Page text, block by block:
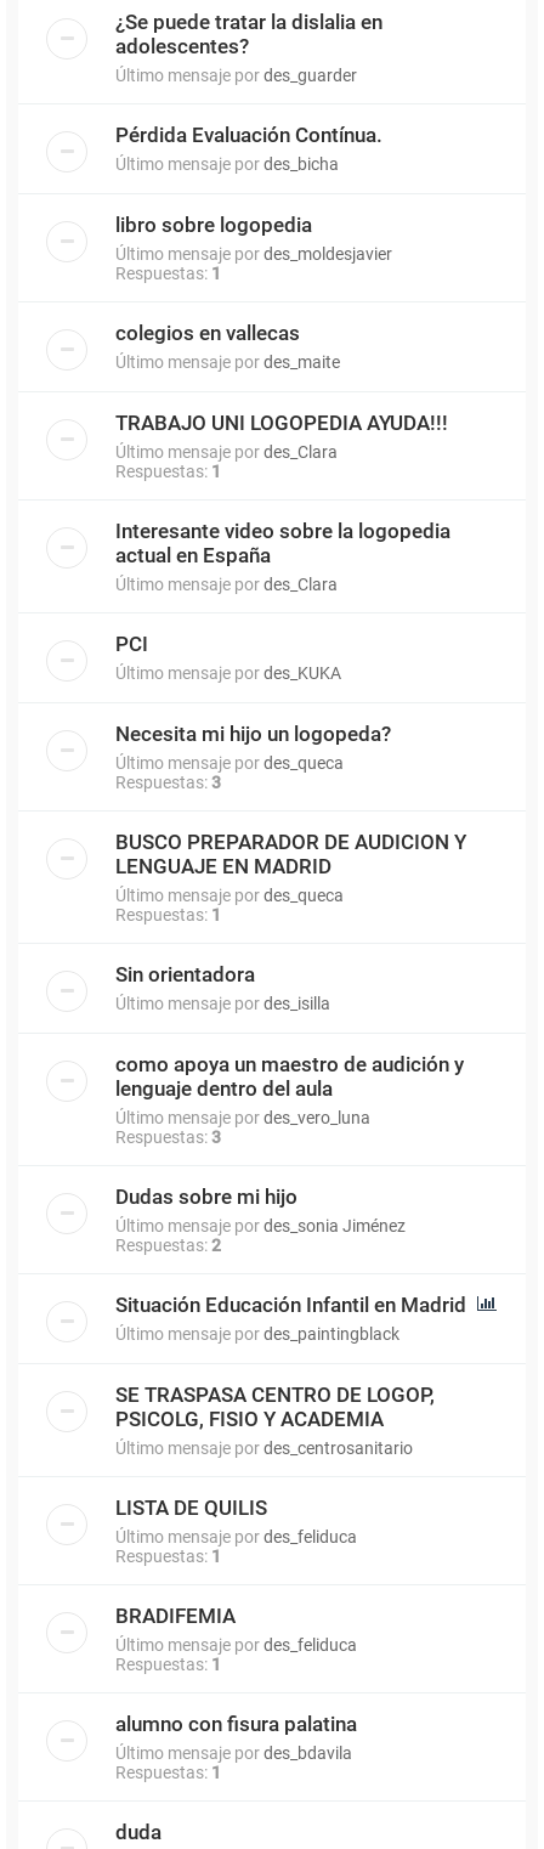
¿Se puede tratar la dislalia en
adolescentes?
Último mensaje pordes_guarder
Pérdida Evaluación Contínua.
Último mensaje pordes_bicha
libro sobre logopedia
Último mensaje pordes_moldesjavier
Respuestas: 1
colegios en vallecas
Último mensaje pordes_maite
TRABAJO UNI LOGOPEDIA AYUDA!!!
Último mensaje pordes_Clara
Respuestas: 1
Interesante video sobre la logopedia
actual en España
Último mensaje pordes_Clara
PCI
Último mensaje pordes_KUKA
Necesita mi hijo un logopeda?
Último mensaje pordes_queca
Respuestas:3
BUSCO PREPARADOR DE AUDICION Y
LENGUAJE EN MADRID
Último mensaje pordes_queca
Respuestas: 1
Sin orientadora
Último mensaje pordes_isilla
como apoya un maestro de audición y
lenguaje dentro del aula
Último mensaje pordes_vero_luna
Respuestas:3
Dudas sobre mi hijo
Último mensaje pordes_sonia Jiménez
Respuestas:2
Situación Educación Infantil en Madrid
Último mensaje pordes_paintingblack
SE TRASPASA CENTRO DE LOGOP,
PSICOLG, FISIO Y ACADEMIA
Último mensaje pordes_centrosanitario
LISTA DE QUILIS
Último mensaje pordes_feliduca
Respuestas: 1
BRADIFEMIA
Último mensaje pordes_feliduca
Respuestas: 1
alumno con fisura palatina
Último mensaje pordes_bdavila
Respuestas: 1
duda